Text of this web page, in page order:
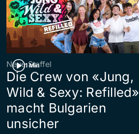
1 Min
Neue Staffel
Die Crew von «Jung,
Wild & Sexy: Refilled»
macht Bulgarien
unsicher